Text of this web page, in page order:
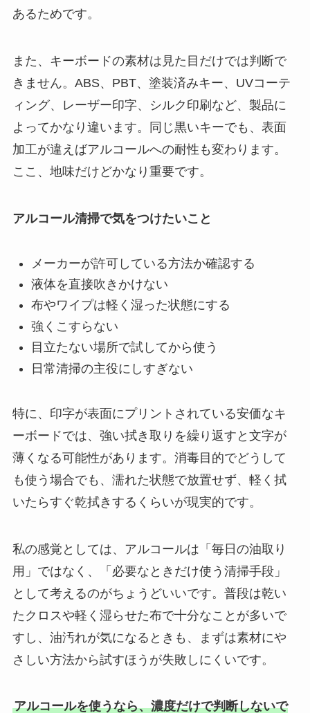
あるためです。
また、キーボードの素材は見た目だけでは判断で
きません。ABS、PBT、塗装済みキー、UVコーテ
ィング、レーザー印字、シルク印刷など、製品に
よってかなり違います。同じ黒いキーでも、表面
加工が違えばアルコールへの耐性も変わります。
ここ、地味だけどかなり重要です。
アルコール清掃で気をつけたいこと
メーカーが許可している方法か確認する
液体を直接吹きかけない
布やワイプは軽く湿った状態にする
強くこすらない
目立たない場所で試してから使う
日常清掃の主役にしすぎない
特に、印字が表面にプリントされている安価なキ
ーボードでは、強い拭き取りを繰り返すと文字が
薄くなる可能性があります。消毒目的でどうして
も使う場合でも、濡れた状態で放置せず、軽く拭
いたらすぐ乾拭きするくらいが現実的です。
私の感覚としては、アルコールは「毎日の油取り
用」ではなく、「必要なときだけ使う清掃手段」
として考えるのがちょうどいいです。普段は乾い
たクロスや軽く湿らせた布で十分なことが多いで
すし、油汚れが気になるときも、まずは素材にや
さしい方法から試すほうが失敗しにくいです。
アルコールを使うなら、濃度だけで判断しないで